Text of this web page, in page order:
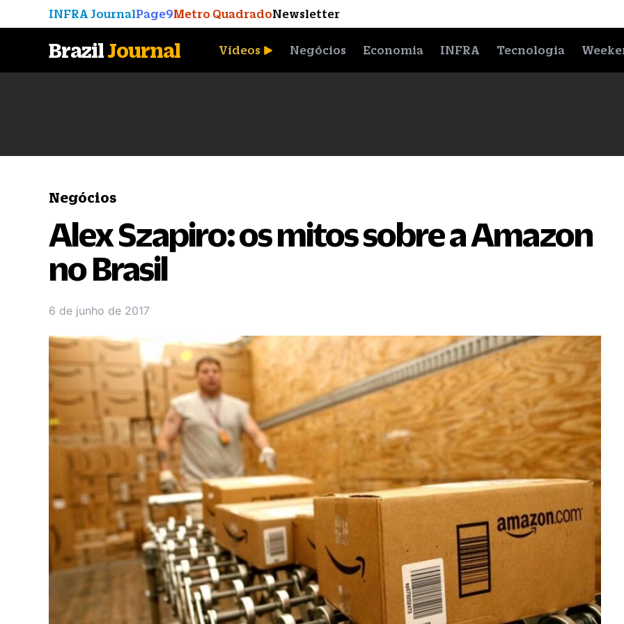
INFRA JournalPage9Metro QuadradoNewsletter
BrazilJournal Vídeos Negócios Economia INFRA Tecnologia
Negócios
Alex Szapiro: os mitos sobre a Amazon
no Brasil
6 de junho de 2017